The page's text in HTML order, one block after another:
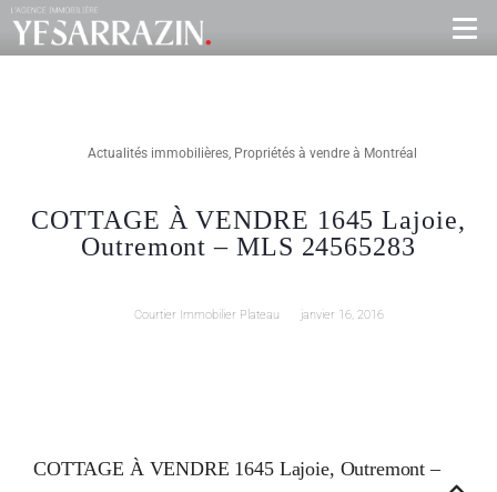
Actualités immobilières, Propriétés à vendre à Montréal
COTTAGE À VENDRE 1645 Lajoie,
Outremont – MLS 24565283
Courtier Immobilier Plateau janvier 16, 2016
COTTAGE À VENDRE 1645 Lajoie, Outremont –